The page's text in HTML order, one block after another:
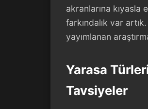
akranlarına
farkındalık var
yayımlanan
Yarasa
Tavsiyeler